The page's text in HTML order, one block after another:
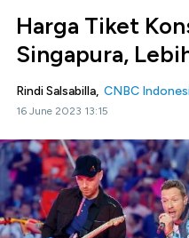
Harga Tiket
Singapura,
Rindi Salsabilla, CNBC
16 June 2023 13:15